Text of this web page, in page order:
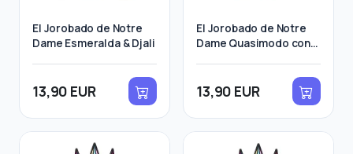
El Jorobado de Notre
Dame Esmeralda & Djali
13,90 EUR
El Jorobado de Notre
Dame Quasimodo con
13,90 EUR